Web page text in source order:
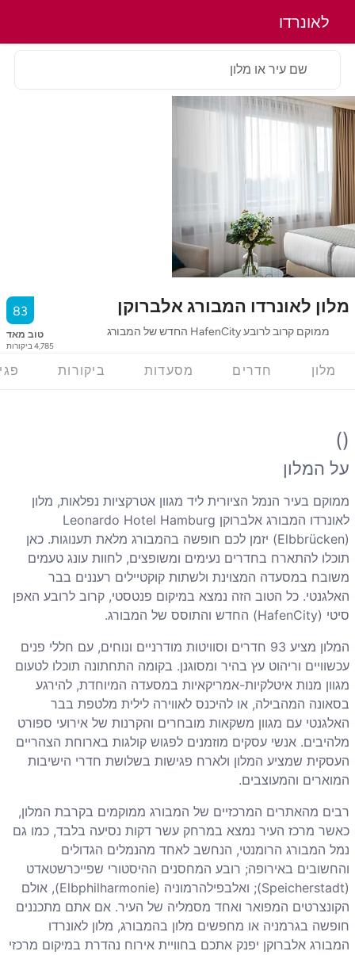
לאונרדו
מלון לאונרדו המבורג אלברוקן
ממוקם קרוב לרובע HafenCity החדש של המבורג
83
טוב מאד
4,785ביקורות
שם עיר או מלון
מלון חדרים מסעדות ביקורות
()
על המלון
ממוקם בעיר הנמל הציורית ליד מגוון אטרקציות נפלאות, מלון
לאונרדו המבורג אלברוקן Leonardo Hotel Hamburg
Elbbrücken)) יזמן לכם חופשה בהמבורג מלאת תענוגות. כאן
תוכלו להתארח בחדרים נעימים ומשופצים, לחוות עונג טעמים
משובח במסעדה המצוינת ולשתות קוקטיילים רעננים בבר
האלגנטי. כל הטוב הזה נמצא במיקום פנטסטי, קרוב לרובע האפן
סיטי (HafenCity) החדש והתוסס של המבורג.
המלון מציע 93 חדרים וסוויטות מודרניים ונוחים, עם חללי פנים
עכשוויים וריהוט עץ בהיר ומסוגנן. בקומה התחתונה תוכלו לטעום
מגוון מנות איטלקיות-אמריקאיות במסעדה המיוחדת, להירגע
בסאונה המהבילה, או להיכנס לאווירה לילית מלטפת בבר
האלגנטי עם מגוון משקאות מובחרים והקרנות של אירועי ספורט
מלהיבים. אנשי עסקים מוזמנים לפגוש קולגות בארוחת הצהריים
העסקית שמציע המלון ולארח פגישות בשלושת חדרי הישיבות
המוארים והמעוצבים.
רבים מהאתרים המרכזיים של המבורג ממוקמים בקרבת המלון,
כאשר מרכז העיר נמצא במרחק עשר דקות נסיעה בלבד, כמו גם
נמל המבורג הרומנטי, הנחשב לאחד מהנמלים הגדולים
והחשובים באירופה; רובע המחסנים ההיסטורי שפייכרשטאדט
(
Speicherstadt); ואלבפילהרמוניה (Elbphilharmonie), אולם
הקונצרטים המפואר ואחד מסמליה של העיר. אם אתם מתכננים
חופשה בגרמניה או מחפשים מלון בהמבורג, מלון לאונרדו
המבורג אלברוקן יפנק אתכם בחוויית אירוח נהדרת במיקום מרכזי